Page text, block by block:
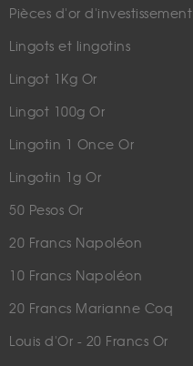
Pièces d'or d'investissement
Lingots et lingotins
Lingot 1Kg Or
Lingot 100g Or
Lingotin 1 Once Or
Lingotin 1g Or
50 Pesos Or
20 Francs Napoléon
10 Francs Napoléon
20 Francs Marianne Coq
Louis d'Or - 20 Francs Or